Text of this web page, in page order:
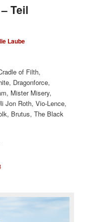
Teil
Laube
of Filth,
Dragonforce,
Mister Misery,
Jon Roth, Vio-Lence,
Brutus, The Black